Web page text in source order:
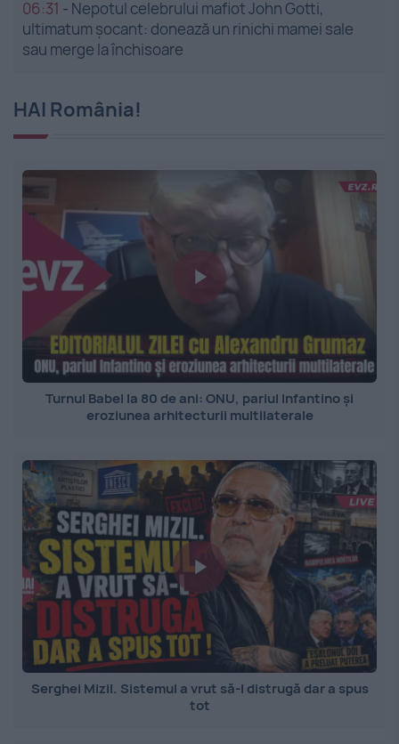
06:31 - Nepotul celebrului mafiot John Gotti,
ultimatum șocant: donează un rinichi mamei sale
sau merge la închisoare
HAI România!
Turnul Babel la 80 de ani: ONU, pariul Infantino și
eroziunea arhitecturii multilaterale
Serghei Mizil. Sistemul a vrut să-l distrugă dar a spus
tot